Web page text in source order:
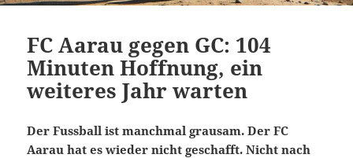
FC Aarau gegen GC: 104
Minuten Hoffnung, ein
weiteres Jahr warten
Der Fussball ist manchmal grausam. Der FC
Aarau hat es wieder nicht geschafft. Nicht nach